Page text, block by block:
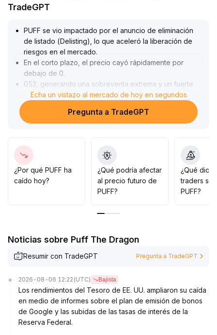
TradeGPT
PUFF se vio impactado por el anuncio de eliminación
de listado (Delisting), lo que aceleró la liberación de
riesgos en el mercado.
En el corto plazo, el precio cayó rápidamente por
debajo de 0.
053, generando una sobreventa extrema y un fuerte
aumento en el volumen de operaciones, mientras que
la estructura de trading se deterioró visiblemente
El rebote técnico enfrenta limitaciones en el rango de 0
vendedora predominante
Juicio central: A medida que los principales pares de
trading en exchanges están por terminar, aumentan los
riesgos de agotamiento de liquidez y obstáculos para
el descubrimiento de valor.
mecanismos de circulación, el precio podría
cerca los siguientes arreglos de liquidez y la
disposición de los compradores a tomar la contraparte,
prevención de riesgos y el mecanismo de salida
dinámica.
Echa un vistazo al mercado de hoy en segundos
Pregunta a TradeGPT
¿Por qué PUFF ha
caído hoy?
¿Qué podría afectar
al precio futuro de
PUFF?
¿Qué
traders
PUFF?
Noticias sobre Puff The Dragon
Resumir con TradeGPT Pregunta a TradeGPT
2026-08-06 12:22 (UTC) Bajista
Los rendimientos del Tesoro de EE. UU. ampliaron su caída
en medio de informes sobre el plan de emisión de bonos
de Google y las subidas de las tasas de interés de la
Reserva Federal.